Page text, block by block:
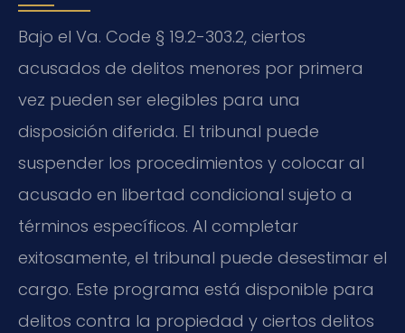
Bajo el Va. Code § 19.2-303.2, ciertos
acusados de delitos menores por primera
vez pueden ser elegibles para una
disposición diferida. El tribunal puede
suspender los procedimientos y colocar al
acusado en libertad condicional sujeto a
términos específicos. Al completar
exitosamente, el tribunal puede desestimar el
cargo. Este programa está disponible para
delitos contra la propiedad y ciertos delitos